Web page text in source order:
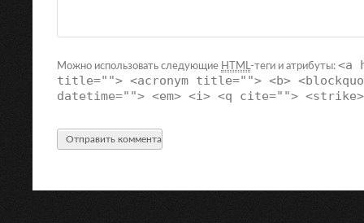
Можно использовать следующие HTML -теги и атрибуты: <a
title=""> <acronym title=""> <b>
datetime=""> <em> <i> <q cite="">